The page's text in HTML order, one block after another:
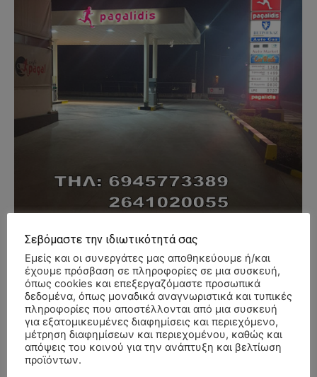
- Advertisment -
Σεβόμαστε την ιδιωτικότητά σας
Εμείς και οι συνεργάτες μας αποθηκεύουμε ή/και
έχουμε πρόσβαση σε πληροφορίες σε μια συσκευή,
όπως cookies και επεξεργαζόμαστε προσωπικά
δεδομένα, όπως μοναδικά αναγνωριστικά και τυπικές
πληροφορίες που αποστέλλονται από μια συσκευή
για εξατομικευμένες διαφημίσεις και περιεχόμενο,
μέτρηση διαφημίσεων και περιεχομένου, καθώς και
απόψεις του κοινού για την ανάπτυξη και βελτίωση
προϊόντων.